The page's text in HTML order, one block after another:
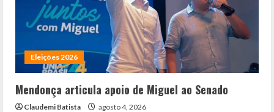
Eleições 2026
Mendonça articula apoio de Miguel ao Senado
Claudemi Batista agosto 4, 2026